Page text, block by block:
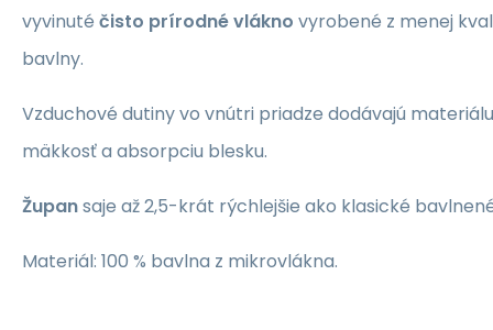
vyvinuté čisto prírodné vlákno vyrobené z menej
bavlny.
Vzduchové dutiny vo vnútri priadze dodávajú
mäkkosť a absorpciu blesku.
Župansaje až 2,5-krát rýchlejšie ako klasické
Materiál: 100 % bavlna z mikrovlákna.